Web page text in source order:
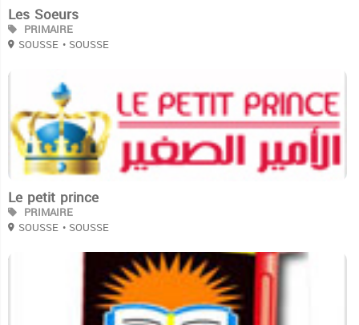
Les Soeurs
PRIMAIRE
SOUSSE • SOUSSE
Le petit prince
PRIMAIRE
SOUSSE • SOUSSE